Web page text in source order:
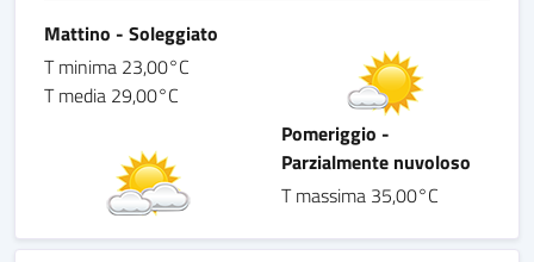
Mattino - Soleggiato
T minima 23,00°C
T media 29,00°C
Pomeriggio -
Parzialmente nuvoloso
T massima 35,00°C